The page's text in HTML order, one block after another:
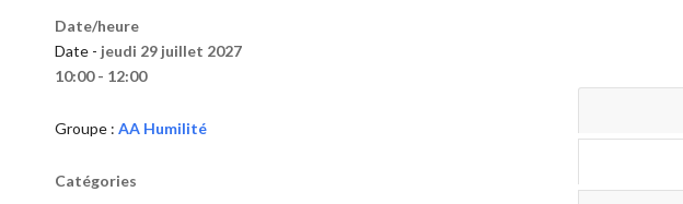
Date/heure
Date - jeudi 29 juillet 2027
10:00 - 12:00
Groupe : AA Humilité
Catégories